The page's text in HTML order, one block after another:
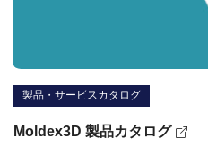
製品・サービスカタログ
Moldex3D 製品カタログ